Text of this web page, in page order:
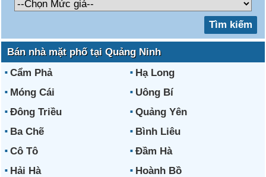
Bán nhà mặt phố tại Quảng Ninh
Cẩm Phả
Hạ Long
Móng Cái
Uông Bí
Đông Triều
Quảng Yên
Ba Chẽ
Bình Liêu
Cô Tô
Đầm Hà
Hải Hà
Hoành Bồ